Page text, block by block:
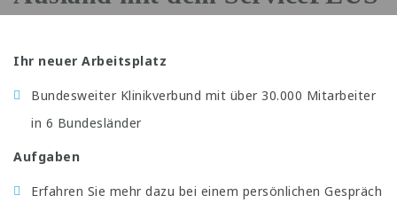
Ihr neuer Arbeitsplatz
Bundesweiter Klinikverbund mit über 30.000 Mitarbeiter
in 6 Bundesländer
Aufgaben
Erfahren Sie mehr dazu bei einem persönlichen Gespräch